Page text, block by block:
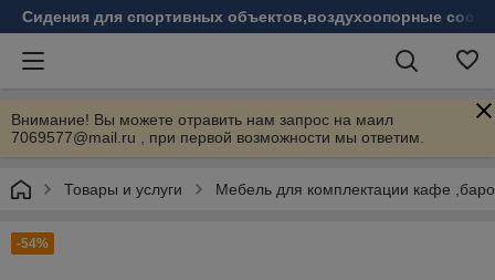
Сидения для спортивных объектов,воздухоопорные
Внимание! Вы можете отравить нам запрос на маил
7069577@mail.ru , при первой возможности мы ответим.
Товары и услуги Мебель для комплектации кафе
-54%